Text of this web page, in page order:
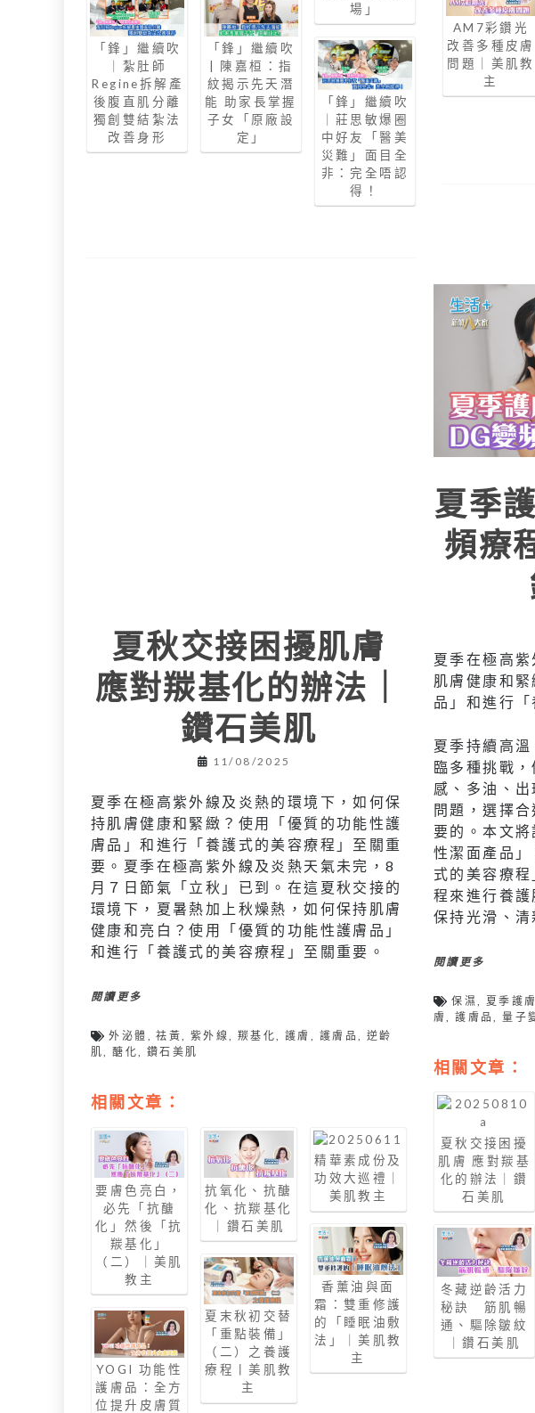
「鋒」繼續吹
｜紮肚師
Regine拆解產
後腹直肌分離
獨創雙結紮法
改善身形
「鋒」繼續吹
| 陳嘉桓：指
紋揭示先天潛
能 助家長掌握
子女「原廠設
定」
場」
「鋒」繼續吹
｜莊思敏爆圈
中好友「醫美
災難」面目全
非：完全唔認
得！
AM7彩鑽光
改善多種皮膚
問題｜美肌教
主
夏秋交接困擾肌膚
應對羰基化的辦法｜
鑽石美肌
11/08/2025
夏季在極高紫外線及炎熱的環境下，如何保
持肌膚健康和緊緻？使用「優質的功能性護
膚品」和進行「養護式的美容療程」至關重
要。夏季在極高紫外線及炎熱天氣未完，8
月７日節氣「立秋」已到。在這夏秋交接的
環境下，夏暑熱加上秋燥熱，如何保持肌膚
健康和亮白？使用「優質的功能性護膚品」
和進行「養護式的美容療程」至關重要。
閱讀更多
外泌體 ,祛黃,紫外線,羰基化,護膚 , 護膚品 , 逆齡
肌,醣化, 鑽石美肌
相關文章：
要膚色亮白，
必先「抗醣
化」然後「抗
羰基化」
（二）｜美肌
教主
YOGI 功能性
護膚品：全方
位提升皮膚質
抗氧化、抗醣
化、抗羰基化
｜鑽石美肌
夏末秋初交替
「重點裝備」
（二）之養護
療程丨美肌教
主
精華素成份及
功效大巡禮｜
美肌教主
香薰油與面
霜：雙重修護
的「睡眠油敷
法」｜美肌教
主
夏季
頻療
夏季在極高
肌膚健康和
品」和進行
夏季持續高
臨多種挑戰
感、多油、
問題，選擇
要的。本文
性潔面產品
式的美容療
程來進行養
保持光滑、清
閱讀更多
保濕 夏季護膚
膚
,護膚品 ,量子
相關文章：
夏秋交接困擾
肌膚 應對羰基
化的辦法｜鑽
石美肌
冬藏逆齡活力
秘訣 筋肌暢
通、驅除皺紋
｜鑽石美肌